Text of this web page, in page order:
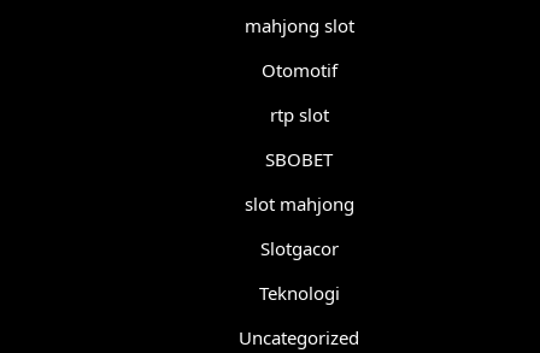
mahjong slot
Otomotif
rtp slot
SBOBET
slot mahjong
Slotgacor
Teknologi
Uncategorized